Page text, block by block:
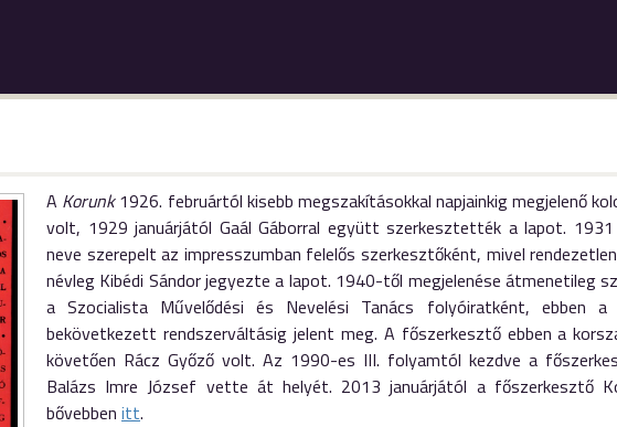
A Korunk1926. februártól kisebb megszakításokkal napjainkig megjelenő
volt, 1929 januárjától Gaál Gáborral együtt szerkesztették a lapot.
neve szerepelt az impresszumban felelős szerkesztőként, mivel
névleg Kibédi Sándor jegyezte a lapot. 1940-től megjelenése átmenetileg
a Szocialista Művelődési és Nevelési Tanács folyóiratként, ebben a
bekövetkezett rendszerváltásig jelent meg. A főszerkesztő ebben a
követően Rácz Győző volt. Az 1990-es III. folyamtól kezdve a
Balázs Imre József vette át helyét. 2013 januárjától a főszerkesztő
bővebben itt.